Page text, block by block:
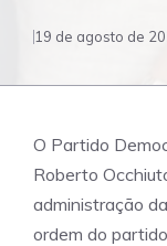
19 de agosto de
O Partido
Roberto
administração
ordem do